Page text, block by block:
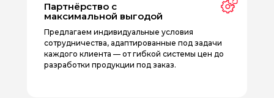
Партнёрство с
максимальной выгодой
Предлагаем индивидуальные условия
сотрудничества, адаптированные под задачи
каждого клиента — от гибкой системы цен до
разработки продукции под заказ.